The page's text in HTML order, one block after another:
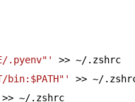
.pyenv"'
bin:$PATH"'